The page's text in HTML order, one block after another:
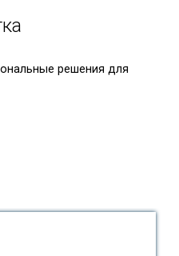
решения для